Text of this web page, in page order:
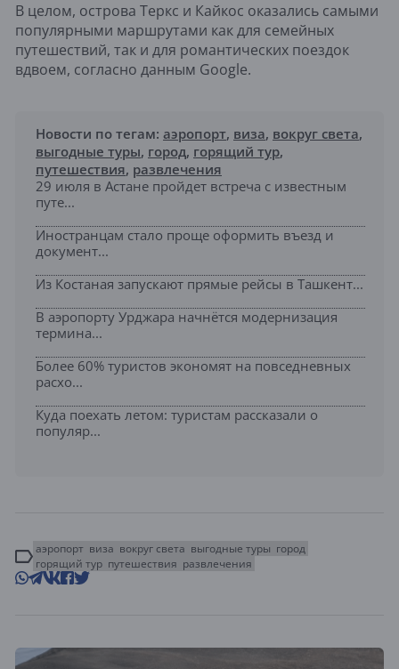
В целом, острова Теркс и Кайкос оказались самыми
популярными маршрутами как для семейных
путешествий, так и для романтических поездок
вдвоем, согласно данным Google.
Новости по тегам: аэропорт, виза, вокруг света,
выгодные туры, город, горящий тур,
путешествия, развлечения
29 июля в Астане пройдет встреча с известным
путе...
Иностранцам стало проще оформить въезд и
документ...
Из Костаная запускают прямые рейсы в Ташкент...
В аэропорту Урджара начнётся модернизация
термина...
Более 60% туристов экономят на повседневных
расхо...
Куда поехать летом: туристам рассказали о
популяр...
аэропорт виза вокруг света выгодные туры город
горящий тур путешествия развлечения